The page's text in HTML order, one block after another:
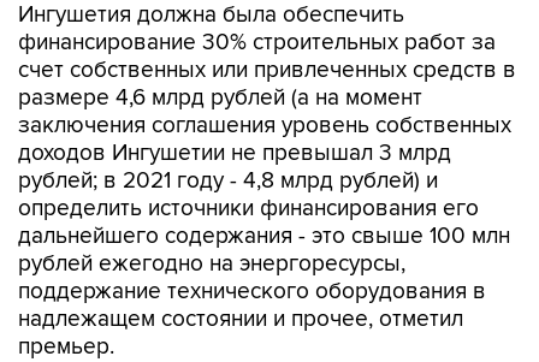
Ингушетия должна была обеспечить
финансирование 30% строительных работ за
счет собственных или привлеченных средств в
размере 4,6 млрд рублей (а на момент
заключения соглашения уровень собственных
доходов Ингушетии не превышал 3 млрд
рублей; в 2021 году - 4,8 млрд рублей) и
определить источники финансирования его
дальнейшего содержания - это свыше 100 млн
рублей ежегодно на энергоресурсы,
поддержание технического оборудования в
надлежащем состоянии и прочее, отметил
премьер.